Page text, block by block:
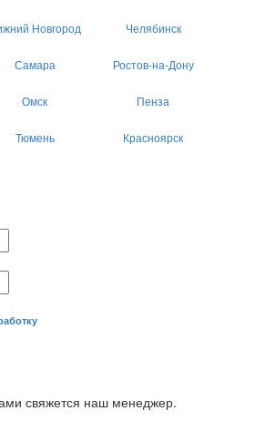
Новгород Челябинск
Самара Ростов-на-Дону
Омск Пенза
Тюмень Красноярск
свяжется наш менеджер.